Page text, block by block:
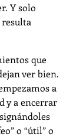
Y solo
que
ver bien.
a
y a encerrar
o “útil” o